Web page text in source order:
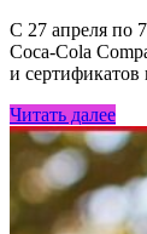
С 27 апреля по
Coca-Cola
и сертификатов
Читать далее